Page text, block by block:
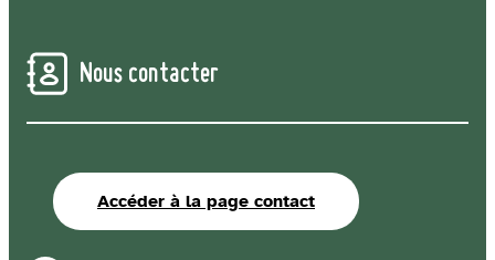
Nous contacter
Accéder à la page contact